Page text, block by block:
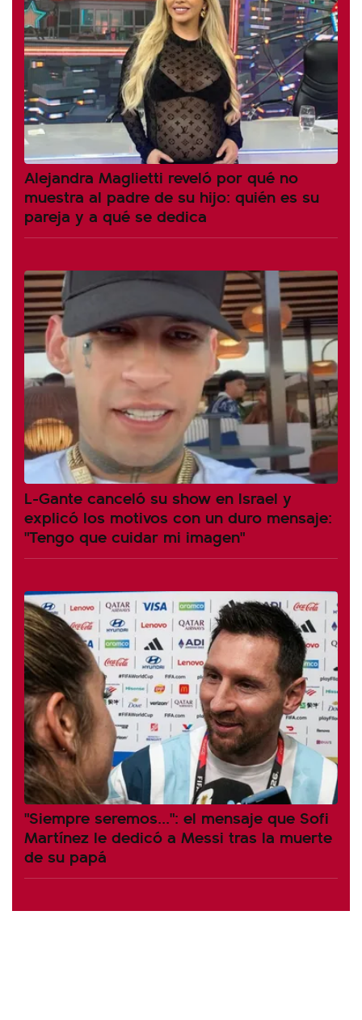
Alejandra Maglietti reveló por qué no
muestra al padre de su hijo: quién es su
pareja y a qué se dedica
L-Gante canceló su show en Israel y
explicó los motivos con un duro mensaje:
"Tengo que cuidar mi imagen"
"Siempre seremos...": el mensaje que Sofi
Martínez le dedicó a Messi tras la muerte
de su papá